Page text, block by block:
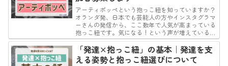
アーティポッペという抱っこ紐を知っていますか？
オランダ発、日本でも芸能人の方やインスタグラマ
ーさんの発信から、ここ数年で人気が高まっている
抱っこ紐です。気になる！という声が増えている一
方、試着できる場所が少なく、そしてなにせ高価な
こともあり…
「発達×抱っこ紐」の基本｜発達を支
える姿勢と抱っこ紐選びについて